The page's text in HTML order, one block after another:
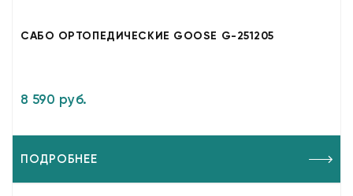
САБО ОРТОПЕДИЧЕСКИЕ GOOSE G-251205
8 590 руб.
ПОДРОБНЕЕ